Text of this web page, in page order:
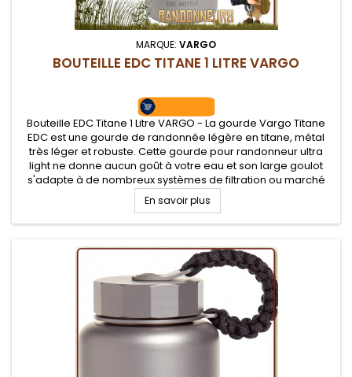
MARQUE: VARGO
BOUTEILLE EDC TITANE 1 LITRE VARGO
Bouteille EDC Titane 1 Litre VARGO - La gourde Vargo Titane
EDC est une gourde de randonnée légère en titane, métal
très léger et robuste. Cette gourde pour randonneur ultra
light ne donne aucun goût à votre eau et son large goulot
s'adapte à de nombreux systèmes de filtration ou marché
En savoir plus